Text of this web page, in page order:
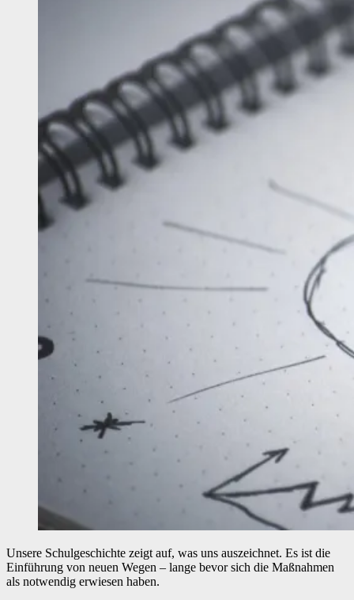
Unsere Schulgeschichte zeigt auf, was uns auszeichnet. Es ist die
Einführung von neuen Wegen – lange bevor sich die Maßnahmen
als notwendig erwiesen haben.